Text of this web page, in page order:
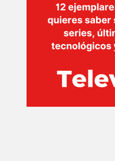
TECNOVITOS
T-